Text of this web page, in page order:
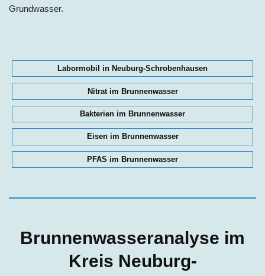
Grundwasser.
Labormobil in Neuburg-Schrobenhausen
Nitrat im Brunnenwasser
Bakterien im Brunnenwasser
Eisen im Brunnenwasser
PFAS im Brunnenwasser
Brunnenwasseranalyse im
Kreis Neuburg-